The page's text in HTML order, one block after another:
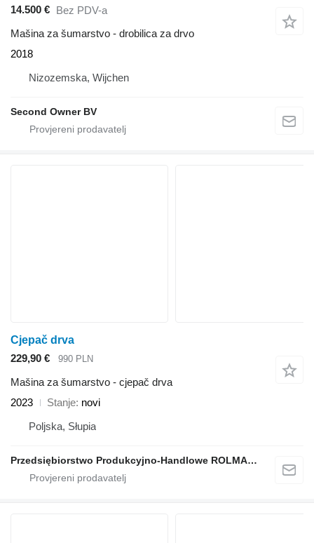
14.500 € Bez PDV-a
Mašina za šumarstvo - drobilica za drvo
2018
Nizozemska, Wijchen
Second Owner BV
Cjepač drva
229,90 €
990 PLN
Mašina za šumarstvo - cjepač drva
2023
Stanje novi
Poljska, Słupia
Przedsiębiorstwo Produkcyjno-Handlowe ROLMAPOL Marcin Dziekan